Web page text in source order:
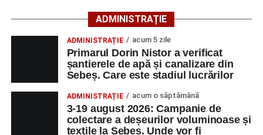
Duminică, 23 august 2026, Râpa Roșie găzduiește
cea de-a III-a ediție a concursului „CicloAventurier
de Sebeș”
Primul concert din cadrul String Symphonic Camp
2026 a adus emoție și aplauze la Sebeș
În luna august, cele mai recente lucrări ale lui Eugen
Măcinic pot fi admirate la Primăria Sebeș
ADMINISTRAȚIE
ADMINISTRAȚIE acum 5 zile
Primarul Dorin Nistor a verificat
șantierele de apă și canalizare din
Sebeș. Care este stadiul lucrărilor
ADMINISTRAȚIE acum o săptămână
3-19 august 2026: Campanie de
colectare a deșeurilor voluminoase și
textile la Sebeș. Unde vor fi